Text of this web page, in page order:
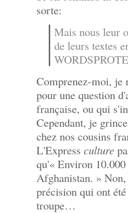
sorte:
Mais nous leur
de leurs textes
Comprenez-moi, je
pour une question
française, ou qui
Cependant, je
chez nos cousins
L'Express culture
qu'« Environ
Afghanistan. » Non,
précision qui ont
troupe…